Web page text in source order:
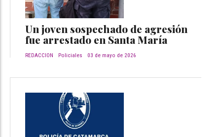
Un joven sospechado de agresión
fue arrestado en Santa María
REDACCION Policiales 03 de mayo de 2026